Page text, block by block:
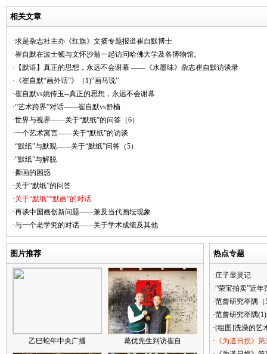
相关文章
·求是杂志社主办《红旗》文摘专题报道崔自默博士
·崔自默在波士顿与文怀沙翁一起访问哈佛大学及各博物馆。
·【默语】真正的思想，永远不会谢幕 ——《水墨味》杂志崔自默访谈录
·《崔自默“画外话”》（1)“画马说”
·崔自默vs姚传玉--真正的思想，永远不会谢幕
·“艺术跨界”对话——崔自默vs舒楠
·世界与视界——关于“默纸”的问答（6）
·一个艺术寓言——关于“默纸”的访谈
·“默纸”与默观——关于“默纸”问答（5）
·“默纸”与解脱
·撕画的困惑
·关于“默纸”的问答
·关于“默纸”“默画”的对话
·再谈中国画创新问题——兼及当代画坛现象
·与一个老学究的对话——关于学术成绩及其他
图片推荐
乙巳蛇年中央广播 葛优先生到访崔自
热点专题
·庄子显灵记
·“荣宝拍卖”近
·范曾研究举隅（
·范曾研究举隅(1)
·[组图]洗澡的艺
·《为道日损》